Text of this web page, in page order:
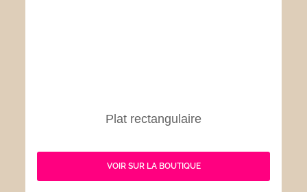
Plat rectangulaire
VOIR SUR LA BOUTIQUE